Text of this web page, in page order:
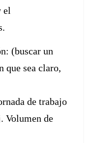
el
(buscar un
que sea claro,
de trabajo
Volumen de